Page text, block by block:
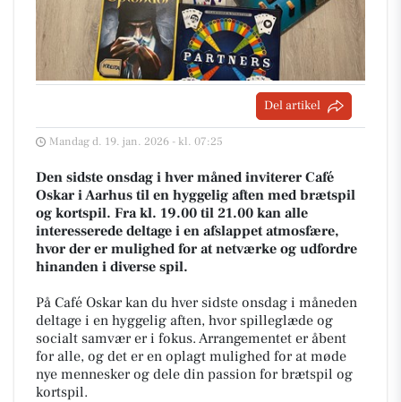
Del artikel
Mandag d. 19. jan. 2026 - kl. 07:25
Den sidste onsdag i hver måned inviterer Café
Oskar i Aarhus til en hyggelig aften med brætspil
og kortspil. Fra kl. 19.00 til 21.00 kan alle
interesserede deltage i en afslappet atmosfære,
hvor der er mulighed for at netværke og udfordre
hinanden i diverse spil.
På Café Oskar kan du hver sidste onsdag i måneden
deltage i en hyggelig aften, hvor spilleglæde og
socialt samvær er i fokus. Arrangementet er åbent
for alle, og det er en oplagt mulighed for at møde
nye mennesker og dele din passion for brætspil og
kortspil.